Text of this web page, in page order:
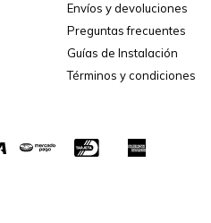
Envíos y devoluciones
Preguntas frecuentes
Guías de Instalación
Términos y condiciones